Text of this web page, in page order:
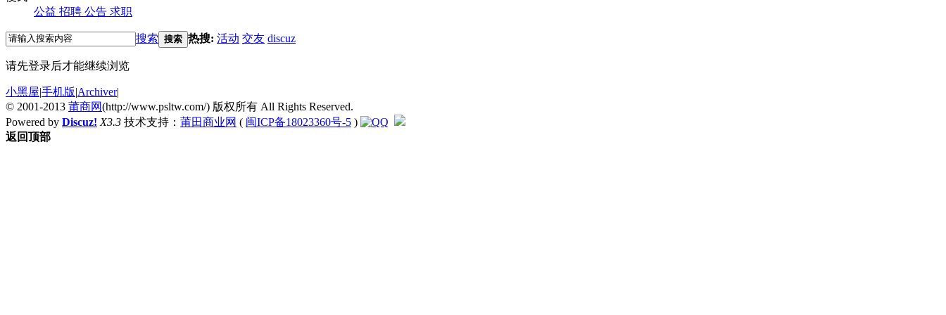
公益 招聘 公告 求职
搜索 搜索 热搜: 活动 交友 discuz
请先登录后才能继续浏览
小黑屋|手机版|Archiver|
© 2001-2013 莆商网(http://www.psltw.com/) 版权所有 All Rights Reserved.
Powered by Discuz! X3.3 技术支持： 莆田商业网 ( 闽ICP备18023360号-5 )
返回顶部